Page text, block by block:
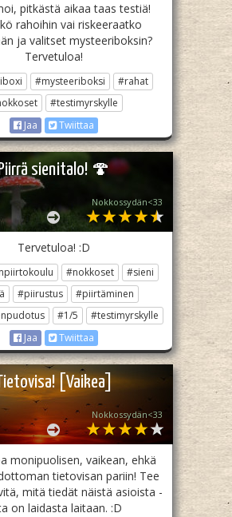
pitkästä aikaa taas testiä!
rahoihin vai riskeeraatko
ja valitset mysteeriboksin?
Tervetuloa!
#mysteeriboksi
#rahat
#testimyrskylle
Jaa
Twiittaa
Piirrä sienitalo! 🍄
Nokkossydän<33
Tervetuloa! :D
#nokkoset
#sieni
#piirustus
#piirtäminen
#1/5
#testimyrskylle
Jaa
Twiittaa
[Vaikea]
Nokkossydän<33
monipuolisen, vaikean, ehkä
tietovisan pariin! Tee
mitä tiedät näistä asioista -
on laidasta laitaan. :D